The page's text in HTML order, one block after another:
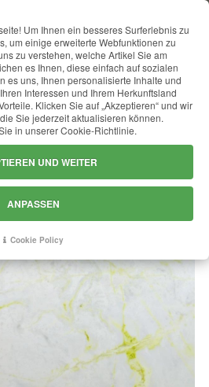
Um Ihnen ein besseres Surferlebnis zu
um einige erweiterte Webfunktionen zu
zu verstehen, welche Artikel Sie am
es Ihnen, diese einfach auf sozialen
es uns, Ihnen personalisierte Inhalte und
Interessen und Ihrem Herkunftsland
Klicken Sie auf „Akzeptieren“ und wir
Sie jederzeit aktualisieren können.
in unserer Cookie-Richtlinie.
UND WEITER
ANPASSEN
Cookie Policy